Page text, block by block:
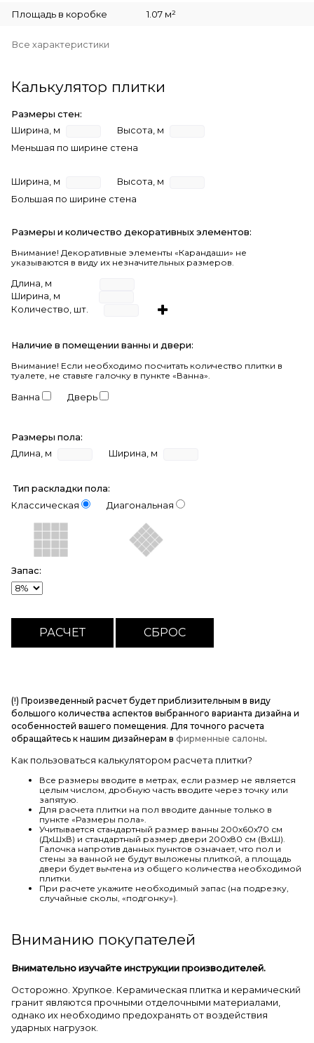
Площадь в коробке 1.07 м²
Все характеристики
Калькулятор плитки
Размеры стен:
Ширина, м
Высота, м
Меньшая по ширине стена
Ширина, м
Высота, м
Большая по ширине стена
Размеры и количество декоративных элементов:
Внимание! Декоративные элементы «Карандаши» не
указываются в виду их незначительных размеров.
Длина, м
Ширина, м
Количество, шт.
Наличие в помещении ванны и двери:
Внимание! Если необходимо посчитать количество плитки в
туалете, не ставьте галочку в пункте «Ванна».
Ванна Дверь
Размеры пола:
Длина, м
Ширина, м
Тип раскладки пола:
Классическая
Диагональная
Запас:
(!) Произведенный расчет будет приблизительным в виду
большого количества аспектов выбранного варианта дизайна и
особенностей вашего помещения. Для точного расчета
обращайтесь к нашим дизайнерам в фирменные салоны.
Как пользоваться калькулятором расчета плитки?
Все размеры вводите в метрах, если размер не является
целым числом, дробную часть вводите через точку или
запятую.
Для расчета плитки на пол вводите данные только в
пункте «Размеры пола».
Учитывается стандартный размер ванны 200х60х70 см
(ДхШхВ) и стандартный размер двери 200х80 см (ВхШ).
Галочка напротив данных пунктов означает, что пол и
стены за ванной не будут выложены плиткой, а площадь
двери будет вычтена из общего количества необходимой
плитки.
При расчете укажите необходимый запас (на подрезку,
случайные сколы, «подгонку»).
Вниманию покупателей
Внимательно изучайте инструкции производителей.
Осторожно. Хрупкое. Керамическая плитка и керамический
гранит являются прочными отделочными материалами,
однако их необходимо предохранять от воздействия
ударных нагрузок.